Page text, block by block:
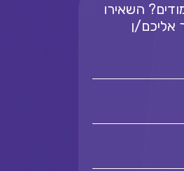
השאירו
אליכם/ן